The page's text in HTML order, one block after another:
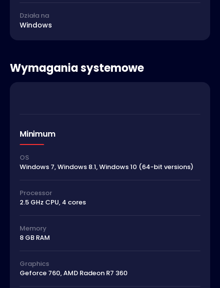
Działa na
Windows
Wymagania systemowe
Minimum
OS
Windows 7, Windows 8.1, Windows 10 (64-bit versions)
Processor
2.5 GHz CPU, 4 cores
Memory
8 GB RAM
Graphics
Geforce 760, AMD Radeon R7 360